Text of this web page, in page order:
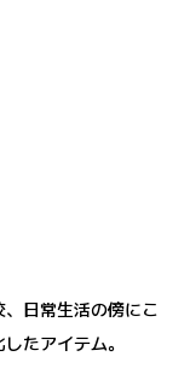
日常生活の傍にこ
たアイテム。